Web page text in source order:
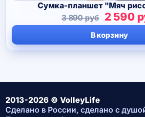
Сумка-планшет "Мяч
3 890руб
цена
3
2 590
В корзину
2013-2026 © VolleyLife
Сделано в России, сделано с